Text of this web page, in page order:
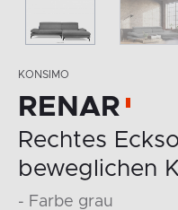
KONSIMO
RENAR
Rechtes
beweglichen
- Farbe grau